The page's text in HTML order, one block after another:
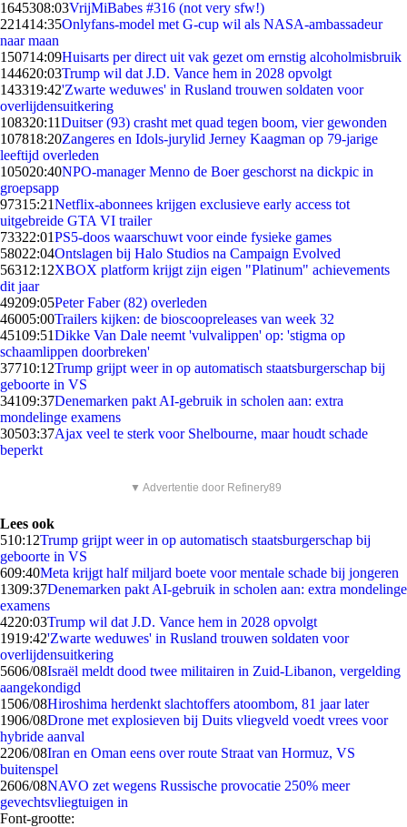
1645308:03VrijMiBabes #316 (not very sfw!)
221414:35Onlyfans-model met G-cup wil als NASA-ambassadeur
naar maan
150714:09Huisarts per direct uit vak gezet om ernstig alcoholmisbruik
144620:03Trump wil dat J.D. Vance hem in 2028 opvolgt
143319:42'Zwarte weduwes' in Rusland trouwen soldaten voor
overlijdensuitkering
108320:11Duitser (93) crasht met quad tegen boom, vier gewonden
107818:20Zangeres en Idols-jurylid Jerney Kaagman op 79-jarige
leeftijd overleden
105020:40NPO-manager Menno de Boer geschorst na dickpic in
groepsapp
97315:21Netflix-abonnees krijgen exclusieve early access tot
uitgebreide GTA VI trailer
73322:01PS5-doos waarschuwt voor einde fysieke games
58022:04Ontslagen bij Halo Studios na Campaign Evolved
56312:12XBOX platform krijgt zijn eigen "Platinum" achievements
dit jaar
49209:05Peter Faber (82) overleden
46005:00Trailers kijken: de bioscoopreleases van week 32
45109:51Dikke Van Dale neemt 'vulvalippen' op: 'stigma op
schaamlippen doorbreken'
37710:12Trump grijpt weer in op automatisch staatsburgerschap bij
geboorte in VS
34109:37Denemarken pakt AI-gebruik in scholen aan: extra
mondelinge examens
30503:37Ajax veel te sterk voor Shelbourne, maar houdt schade
beperkt
▼ Advertentie door Refinery89
Lees ook
510:12Trump grijpt weer in op automatisch staatsburgerschap bij
geboorte in VS
609:40Meta krijgt half miljard boete voor mentale schade bij jongeren
1309:37Denemarken pakt AI-gebruik in scholen aan: extra mondelinge
examens
4220:03Trump wil dat J.D. Vance hem in 2028 opvolgt
1919:42'Zwarte weduwes' in Rusland trouwen soldaten voor
overlijdensuitkering
5606/08Israël meldt dood twee militairen in Zuid-Libanon, vergelding
aangekondigd
1506/08Hiroshima herdenkt slachtoffers atoombom, 81 jaar later
1906/08Drone met explosieven bij Duits vliegveld voedt vrees voor
hybride aanval
2206/08Iran en Oman eens over route Straat van Hormuz, VS
buitenspel
2606/08NAVO zet wegens Russische provocatie 250% meer
gevechtsvliegtuigen in
Font-grootte: